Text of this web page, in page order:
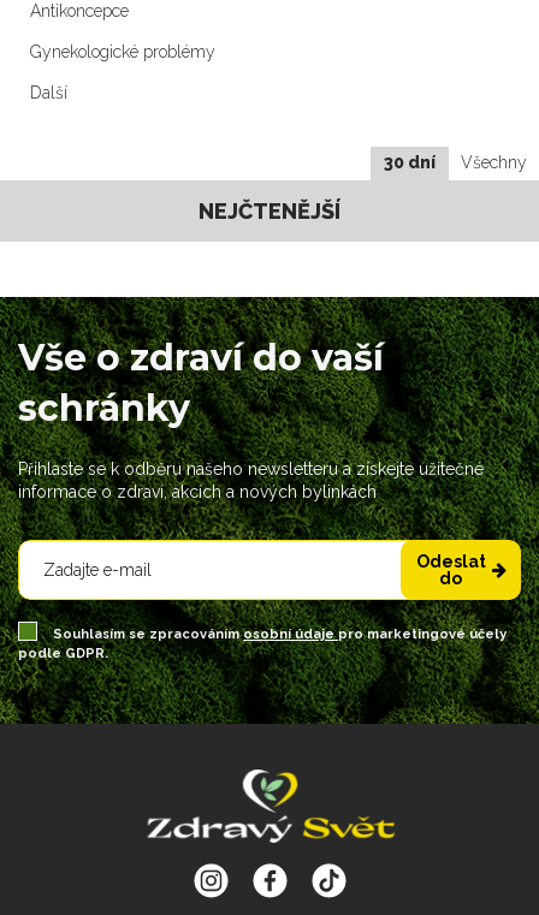
Antikoncepce
Gynekologické problémy
Další
30 dní Všechny
NEJČTENĚJŠÍ
Vše o zdraví do vaší
schránky
Přihlaste se k odběru našeho newsletteru a získejte užitečné
informace o zdraví, akcích a nových bylinkách
Odeslat
do
Souhlasím se zpracovánímosobní údajepro marketingové účely
podle GDPR.